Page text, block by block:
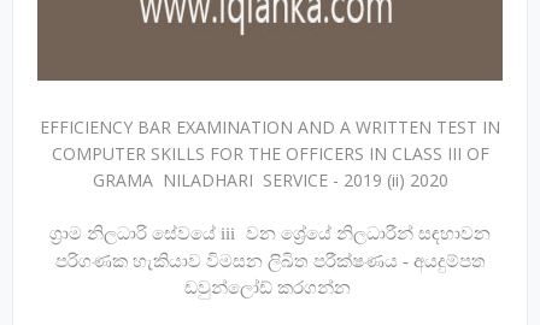
EFFICIENCY BAR EXAMINATION AND A WRITTEN TEST IN
COMPUTER SKILLS FOR THE OFFICERS IN CLASS III OF
GRAMA NILADHARI SERVICE - 2019 (ii) 2020
ග්‍රාම නිලධාරි සේවයේ iii
වන ශ්‍රේයේ නිලධාරීන් සඳහාවන
පරිගණක හැකියාව විමසන ලිඛිත පරීක්ෂණය - අයදුම්පත
ඩවුන්ලෝඩ් කරගන්න